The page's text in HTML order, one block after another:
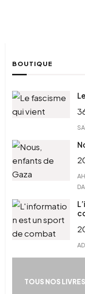
BOUTIQUE
TOUS NOS LIVRES